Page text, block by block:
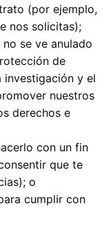
(por ejemplo,
nos solicitas);
se ve anulado
de
y el
nuestros
derechos e
con un fin
que te
o
cumplir con